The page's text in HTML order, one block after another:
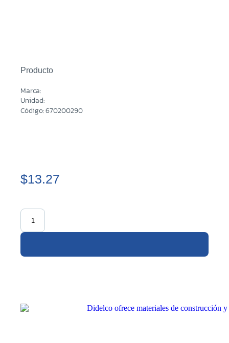
Producto
Marca:
Unidad:
Código: 670200290
$13.27